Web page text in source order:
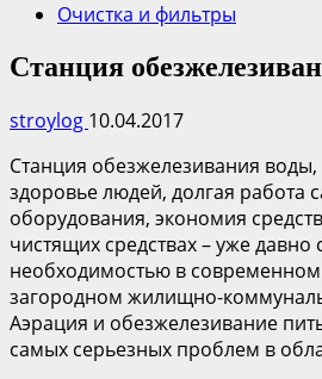
Очистка и фильтры
Станция
stroylog 10.04.2017
Станция обезжелезивания
здоровье людей, долгая работа
оборудования, экономия
чистящих средствах – уже давно
необходимостью в
загородном жилищно-
Аэрация и обезжелезивание
самых серьезных проблем в